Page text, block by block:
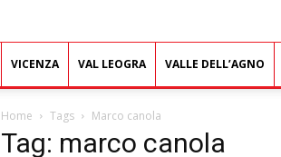
VICENZA VAL LEOGRA VALLE DELL’AGNO
Home Tags Marco canola
Tag: marco canola